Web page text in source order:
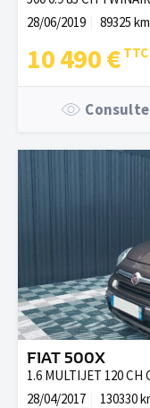
28/06/2019
89325 km
10 490 €
FIAT 500X
1.6 MULTIJET 120 CH
28/04/2017
130330